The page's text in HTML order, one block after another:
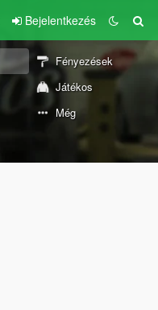
Bejelentkezés
Fényezések
Játékos
Még